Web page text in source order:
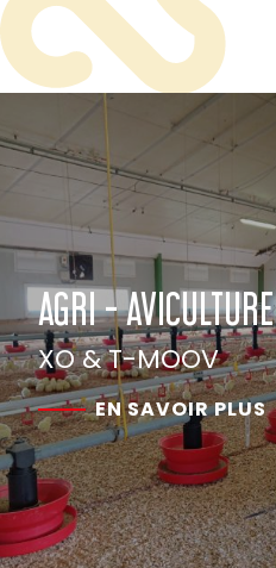
AGRI - AVICULTURE
XO & T-MOOV
EN SAVOIR PLUS